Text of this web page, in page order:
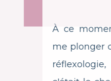
À ce moment-
me plonger
réflexologie,